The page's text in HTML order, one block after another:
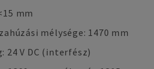
mm
mélysége: 1470 mm
24 V DC (interfész)